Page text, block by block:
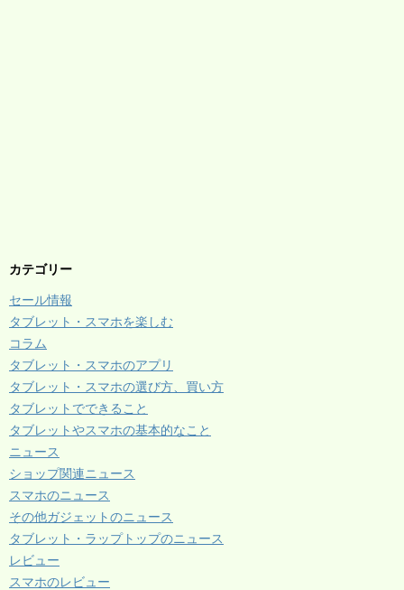
カテゴリー
セール情報
タブレット・スマホを楽しむ
コラム
タブレット・スマホのアプリ
タブレット・スマホの選び方、買い方
タブレットでできること
タブレットやスマホの基本的なこと
ニュース
ショップ関連ニュース
スマホのニュース
その他ガジェットのニュース
タブレット・ラップトップのニュース
レビュー
スマホのレビュー